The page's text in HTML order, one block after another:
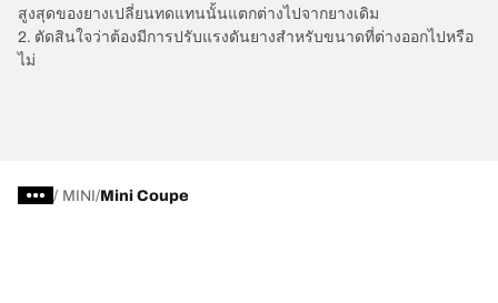
สูงสุดของยางเปลี่ยนทดแทนนั้นแตกต่างไปจากยางเดิม
2. ตัดสินใจว่าต้องมีการปรับแรงดันยางสำหรับขนาดที่ต่างออกไปหรือ
ไม่
/ MINI Mini Coupe